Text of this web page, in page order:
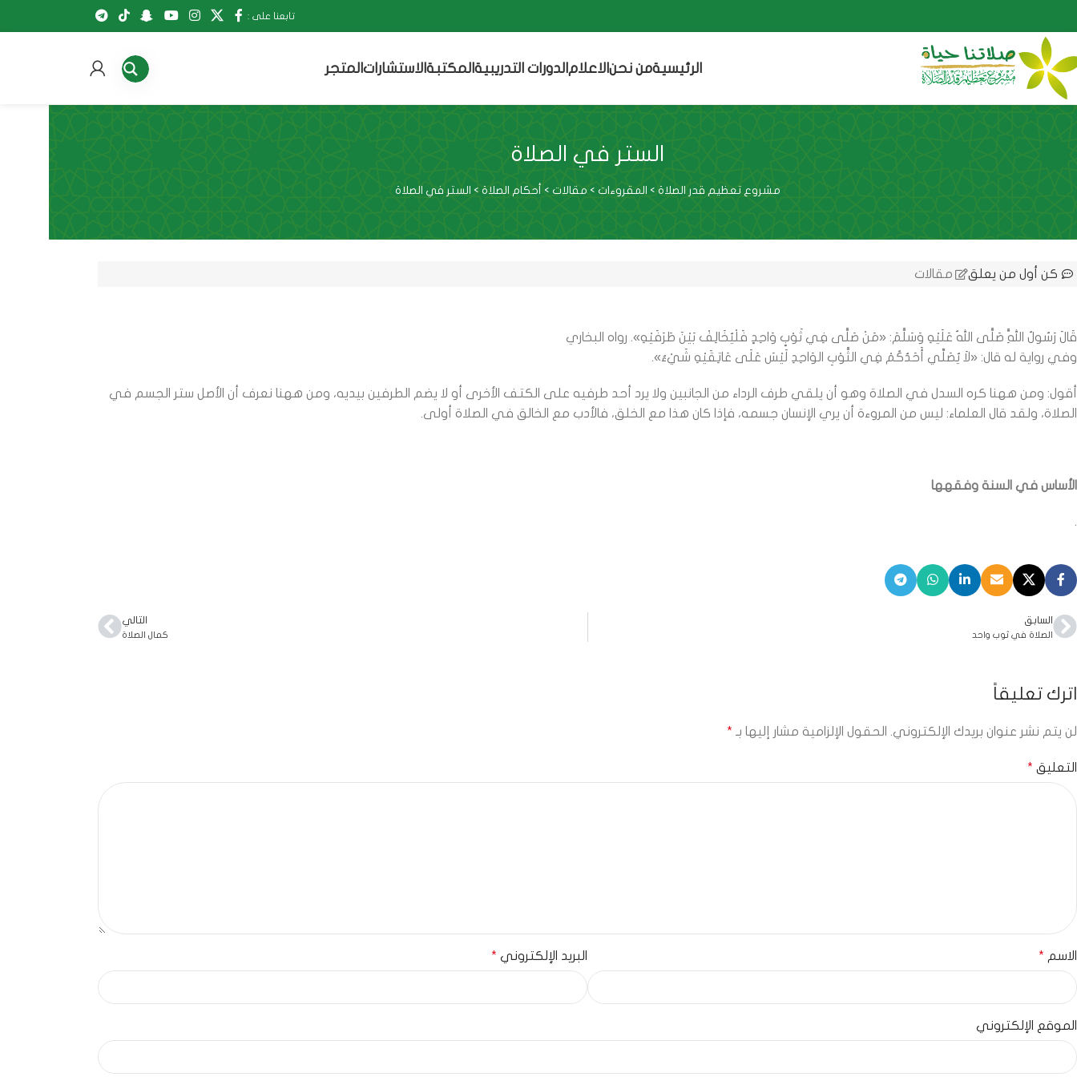
تابعنا على :
الرئيسيةمن نحن الاعلام الدورات التدريبية المكتبة الاستشارات المتجر
الستر في الصلاة
مشروع تعظيم قدر الصلاة > المقروءات > مقالات > أحكام الصلاة > الستر في الصلاة
كن أول من يعلق مقالات
قَالَ رَسُولُ اللَّهِ صَلَّى اللهُ عَلَيْهِ وَسَلَّمَ: «مَنْ صَلَّى فِي ثَوْبٍ وَاحِدٍ فَلْيُخَالِفْ بَيْنَ طَرَفَيْهِ». رواه البخاري
وفي رواية له قال: «لاَ يُصَلِّي أَحَدُكُمْ فِي الثَّوْبِ الوَاحِدِ لَيْسَ عَلَى عَاتِقَيْهِ شَيْءٌ».
أقول: ومن ههنا كره السدل في الصلاة وهو أن يلقي طرف الرداء من الجانبين ولا يرد أحد طرفيه على الكتف الأخرى أو لا يضم الطرفين بيديه، ومن ههنا نعرف أن الأصل ستر الجسم في
الصلاة، ولقد قال العلماء: ليس من المروءة أن يري الإنسان جسمه، فإذا كان هذا مع الخلق، فالأدب مع الخالق في الصلاة أولى.
الأساس في السنة وفقهها
السابق
الصلاة في ثوب واحد
التالي
كمال الصلاة
اترك تعليقاً
لن يتم نشر عنوان بريدك الإلكتروني. الحقول الإلزامية مشار إليها بـ *
التعليق *
الاسم * البريد الإلكتروني *
الموقع الإلكتروني